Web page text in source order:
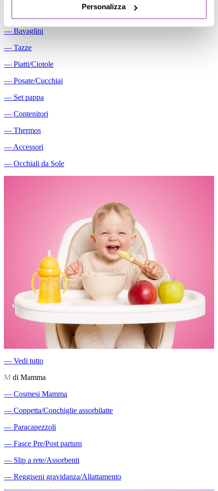
Personalizza
― Bavaglini
― Tazze
― Piatti/Ciotole
― Posate/Cucchiai
― Set pappa
― Contenitori
― Thermos
― Accessori
― Occhiali da Sole
― Vedi tutto
M di Mamma
― Cosmesi Mamma
― Coppetta/Conchiglie assorbilatte
― Paracapezzoli
― Fasce Pre/Post partum
― Slip a rete/Assorbenti
― Reggiseni gravidanza/Allattamento